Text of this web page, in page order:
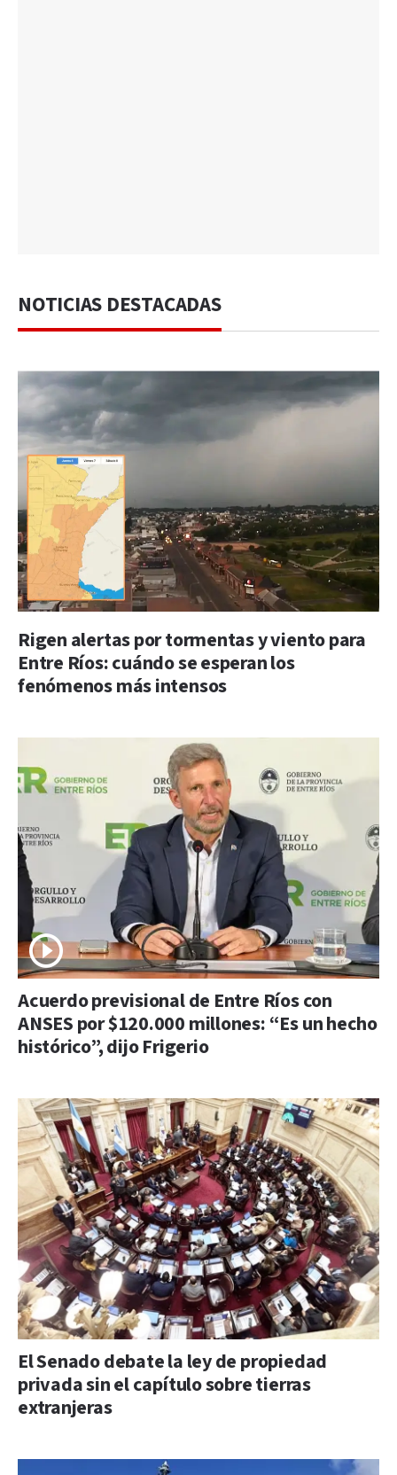
NOTICIAS DESTACADAS
Rigen alertas por tormentas y viento para
Entre Ríos: cuándo se esperan los
fenómenos más intensos
Acuerdo previsional de Entre Ríos con
ANSES por $120.000 millones: “Es un hecho
histórico”, dijo Frigerio
El Senado debate la ley de propiedad
privada sin el capítulo sobre tierras
extranjeras